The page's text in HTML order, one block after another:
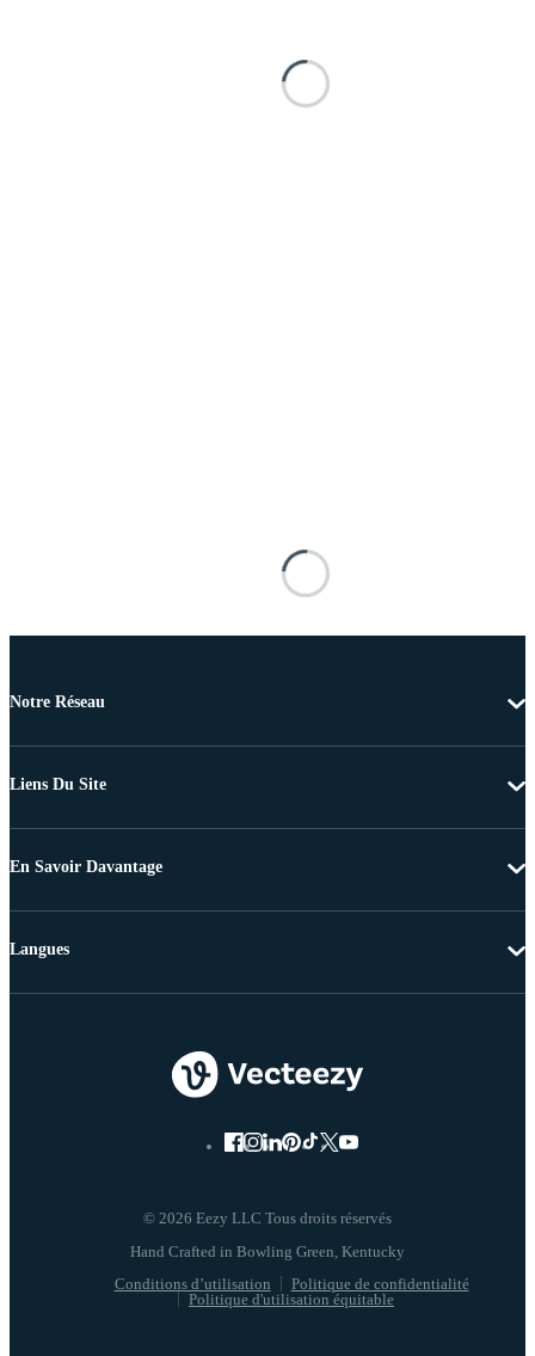
Notre Réseau
Liens Du Site
En Savoir Davantage
© 2026 Eezy LLC Tous droits réservés
Conditions d’utilisation
Politique de confidentialité
Politique d'utilisation équitable
Langues